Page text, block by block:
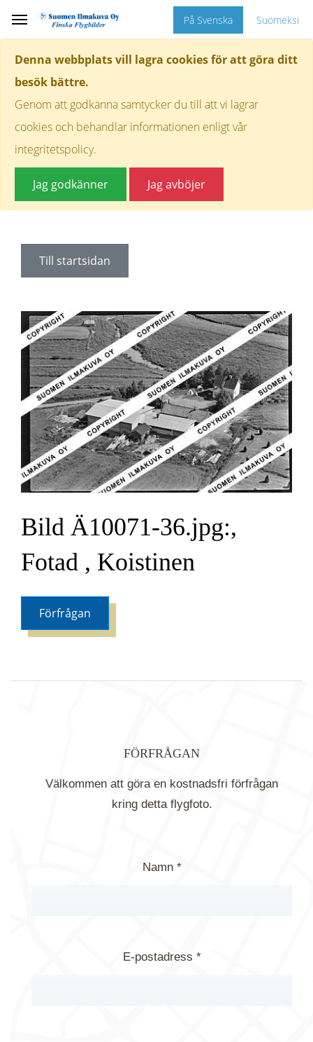
Denna webbplats vill lagra cookies för att göra ditt
besök bättre.
Genom att godkänna samtycker du till att vi lagrar
cookies och behandlar informationen enligt vår
integritetspolicy.
Jag godkänner Jag avböjer
På Svenska Suomeksi
Till startsidan
Bild Ä10071-36.jpg:,
Fotad , Koistinen
Förfrågan
FÖRFRÅGAN
Välkommen att göra en kostnadsfri förfrågan
kring detta flygfoto.
Namn *
E-postadress *